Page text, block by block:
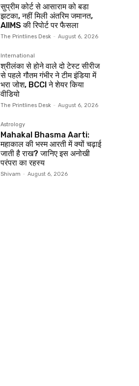
सुप्रीम कोर्ट से आसाराम को बडा
झटका, नहीं मिली अंतरिम जमानत,
AIIMS की रिपोर्ट पर फैसला
The Printlines Desk - August 6, 2026
International
श्रीलंका से होने वाले दो टेस्ट सीरीज
से पहले गौतम गंभीर ने टीम इंडिया में
भरा जोश, BCCI ने शेयर किया
वीडियो
The Printlines Desk - August 6, 2026
Astrology
Mahakal Bhasma Aarti:
महाकाल की भस्म आरती में क्यों चढ़ाई
जाती है राख? जानिए इस अनोखी
परंपरा का रहस्य
Shivam - August 6, 2026